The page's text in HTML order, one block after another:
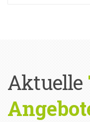
Aktuelle